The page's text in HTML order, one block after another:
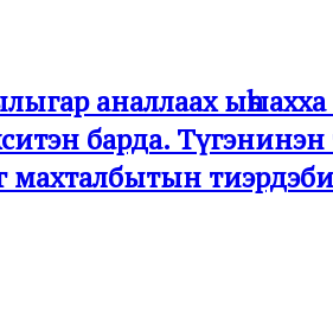
аналлаах
барда. Түгэнинэн